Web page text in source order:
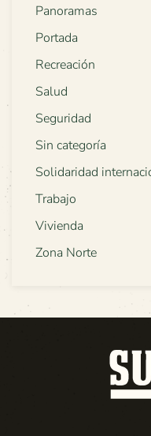
Panoramas
Portada
Recreación
Salud
Seguridad
Sin categoría
Solidaridad
Trabajo
Vivienda
Zona Norte